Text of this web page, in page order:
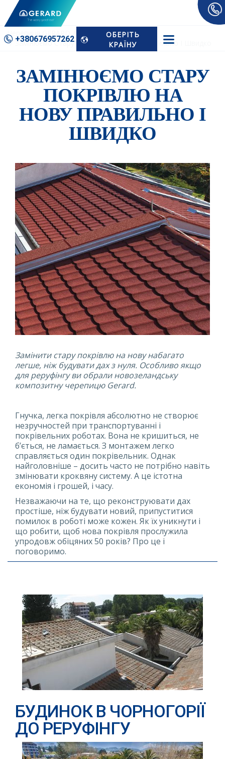
+380676­957262
ОБЕРІТЬ
КРАЇНУ
Черепиця GERARD
Замінюємо Стару Покрівлю На Нову Правильно І Швидко
ЗАМІНЮЄМО СТАРУ
ПОКРІВЛЮ НА
НОВУ ПРАВИЛЬНО І
ШВИДКО
Замінити стару покрівлю на нову набагато
легше, ніж будувати дах з нуля. Особливо якщо
для реруфінгу ви обрали новозеландську
композитну черепицю Gerard.
Гнучка, легка покрівля абсолютно не створює
незручностей при транспортуванні і
покрівельних роботах. Вона не кришиться, не
б’ється, не ламається. З монтажем легко
справляється один покрівельник. Однак
найголовніше – досить часто не потрібно навіть
змінювати кроквяну систему. А це істотна
економія і грошей, і часу.
Незважаючи на те, що реконструювати дах
простіше, ніж будувати новий, припуститися
помилок в роботі може кожен. Як їх уникнути і
що робити, щоб нова покрівля прослужила
упродовж обіцяних 50 років? Про це і
поговоримо.
БУДИНОК В ЧОРНОГОРІЇ
ДО РЕРУФІНГУ